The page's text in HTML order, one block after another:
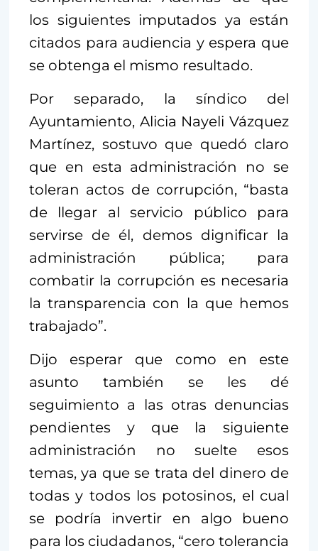
los siguientes imputados ya están
citados para audiencia y espera que
se obtenga el mismo resultado.
Por separado, la síndico del
Ayuntamiento, Alicia Nayeli Vázquez
Martínez, sostuvo que quedó claro
que en esta administración no se
toleran actos de corrupción, “basta
de llegar al servicio público para
servirse de él, demos dignificar la
administración pública; para
combatir la corrupción es necesaria
la transparencia con la que hemos
trabajado”.
Dijo esperar que como en este
asunto también se les dé
seguimiento a las otras denuncias
pendientes y que la siguiente
administración no suelte esos
temas, ya que se trata del dinero de
todas y todos los potosinos, el cual
se podría invertir en algo bueno
para los ciudadanos, “cero tolerancia